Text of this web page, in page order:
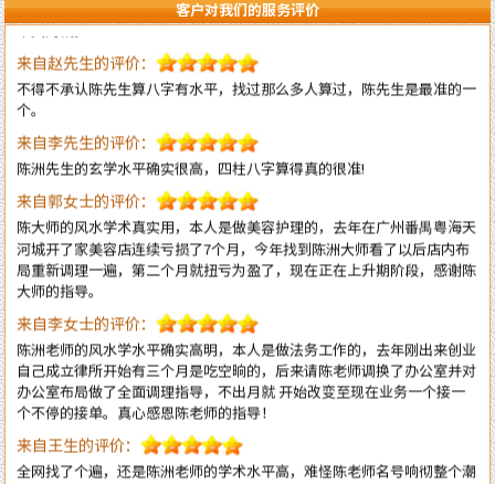
客户对我们的服务评价
来自赵先生的评价：
不得不承认陈先生算八字有水平，找过那么多人算过，陈先生是最准的一
个。
来自李先生的评价：
陈洲先生的玄学水平确实很高，四柱八字算得真的很准!
来自郭女士的评价：
陈大师的风水学术真实用，本人是做美容护理的，去年在广州番禺粤海天
河城开了家美容店连续亏损了7个月，今年找到陈洲大师看了以后店内布
局重新调理一遍，第二个月就扭亏为盈了，现在正在上升期阶段，感谢陈
大师的指导。
来自李女士的评价：
陈洲老师的风水学水平确实高明，本人是做法务工作的，去年刚出来创业
自己成立律所开始有三个月是吃空晌的，后来请陈老师调换了办公室并对
办公室布局做了全面调理指导，不出月就 开始改变至现在业务一个接一
个不停的接单。真心感恩陈老师的指导！
来自王生的评价：
全网找了个遍，还是陈洲老师的学术水平高，难怪陈老师名号响彻整个潮
汕甚至海内外多地！
来自李先生的评价：